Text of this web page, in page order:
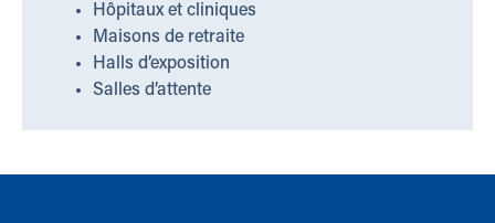
Hôpitaux et cliniques
Maisons de retraite
Halls d’exposition
Salles d’attente